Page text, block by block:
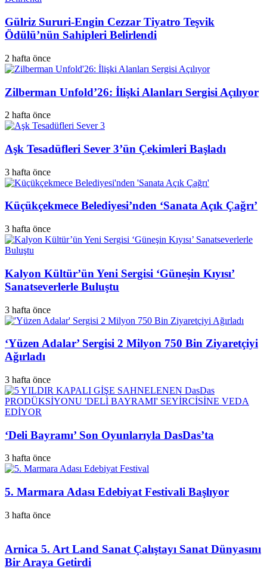
Gülriz Sururi-Engin Cezzar Tiyatro Teşvik
Ödülü’nün Sahipleri Belirlendi
2 hafta önce
Zilberman Unfold’26: İlişki Alanları Sergisi Açılıyor
2 hafta önce
Aşk Tesadüfleri Sever 3’ün Çekimleri Başladı
3 hafta önce
Küçükçekmece Belediyesi’nden ‘Sanata Açık Çağrı’
3 hafta önce
Kalyon Kültür’ün Yeni Sergisi ‘Güneşin Kıyısı’
Sanatseverlerle Buluştu
3 hafta önce
‘Yüzen Adalar’ Sergisi 2 Milyon 750 Bin Ziyaretçiyi
Ağırladı
3 hafta önce
‘Deli Bayramı’ Son Oyunlarıyla DasDas’ta
3 hafta önce
5. Marmara Adası Edebiyat Festivali Başlıyor
3 hafta önce
Arnica 5. Art Land Sanat Çalıştayı Sanat Dünyasını
Bir Araya Getirdi